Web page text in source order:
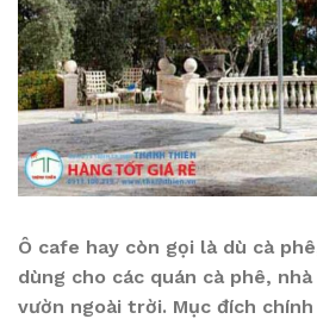
Ô cafe hay còn gọi là dù cà
dùng cho các quán cà phê,
vườn ngoài trời. Mục đích